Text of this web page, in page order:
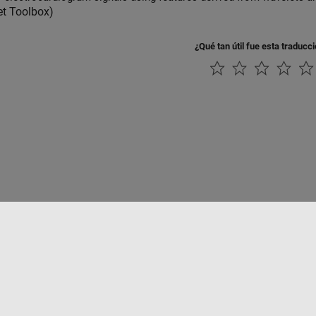
Toolbox)
¿Qué tan útil fue esta